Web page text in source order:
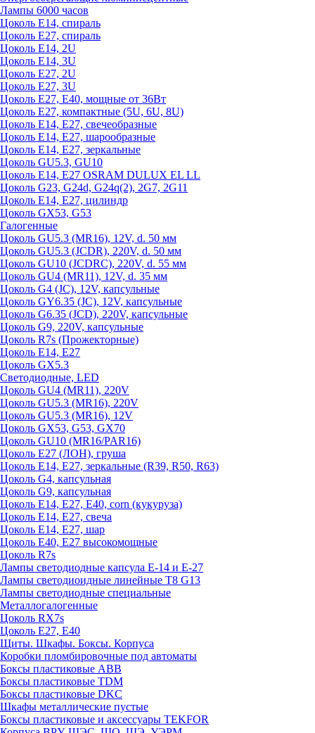
Лампы 6000 часов
Цоколь Е14, спираль
Цоколь Е27, спираль
Цоколь Е14, 2U
Цоколь Е14, 3U
Цоколь Е27, 2U
Цоколь Е27, 3U
Цоколь Е27, Е40, мощные от 36Вт
Цоколь Е27, компактные (5U, 6U, 8U)
Цоколь Е14, Е27, свечеобразные
Цоколь Е14, Е27, шарообразные
Цоколь Е14, Е27, зеркальные
Цоколь GU5.3, GU10
Цоколь Е14, Е27 OSRAM DULUX EL LL
Цоколь G23, G24d, G24q(2), 2G7, 2G11
Цоколь Е14, Е27, цилиндр
Цоколь GX53, G53
Галогенные
Цоколь GU5.3 (MR16), 12V, d. 50 мм
Цоколь GU5.3 (JCDR), 220V, d. 50 мм
Цоколь GU10 (JCDRC), 220V, d. 55 мм
Цоколь GU4 (MR11), 12V, d. 35 мм
Цоколь G4 (JC), 12V, капсульные
Цоколь GY6.35 (JC), 12V, капсульные
Цоколь G6.35 (JCD), 220V, капсульные
Цоколь G9, 220V, капсульные
Цоколь R7s (Прожекторные)
Цоколь E14, E27
Цоколь GX5.3
Светодиодные, LED
Цоколь GU4 (MR11), 220V
Цоколь GU5.3 (MR16), 220V
Цоколь GU5.3 (MR16), 12V
Цоколь GX53, G53, GX70
Цоколь GU10 (MR16/PAR16)
Цоколь Е27 (ЛОН), груша
Цоколь Е14, Е27, зеркальные (R39, R50, R63)
Цоколь G4, капсульная
Цоколь G9, капсульная
Цоколь Е14, Е27, Е40, corn (кукуруза)
Цоколь Е14, Е27, свеча
Цоколь Е14, Е27, шар
Цоколь Е40, Е27 высокомощные
Цоколь R7s
Лампы светодиодные капсула Е-14 и Е-27
Лампы светодиоидные линейные T8 G13
Лампы светодиодные специальные
Металлогалогенные
Цоколь RX7s
Цоколь Е27, E40
Щиты. Шкафы. Боксы. Корпуса
Коробки пломбировочные под автоматы
Боксы пластиковые ABB
Боксы пластиковые TDM
Боксы пластиковые DKC
Шкафы металлические пустые
Боксы пластиковые и аксессуары TEKFOR